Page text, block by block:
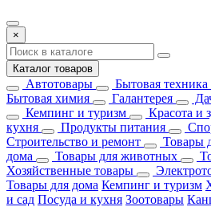
×
Каталог товаров
Автотовары
Бытовая техника
Бытовая химия
Галантерея
Кемпинг и туризм
Красота и
кухня
Продукты питания
Строительство и ремонт
Товары
дома
Товары для животных
Хозяйственные товары
Товары для дома Кемпинг и туризм
и сад Посуда и кухня Зоотовары